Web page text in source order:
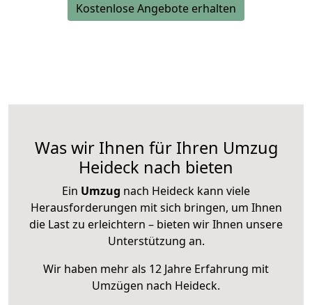
Kostenlose Angebote erhalten
Was wir Ihnen für Ihren Umzug
Heideck nach bieten
Ein Umzug nach Heideck kann viele
Herausforderungen mit sich bringen, um Ihnen
die Last zu erleichtern – bieten wir Ihnen unsere
Unterstützung an.
Wir haben mehr als 12 Jahre Erfahrung mit
Umzügen nach Heideck.